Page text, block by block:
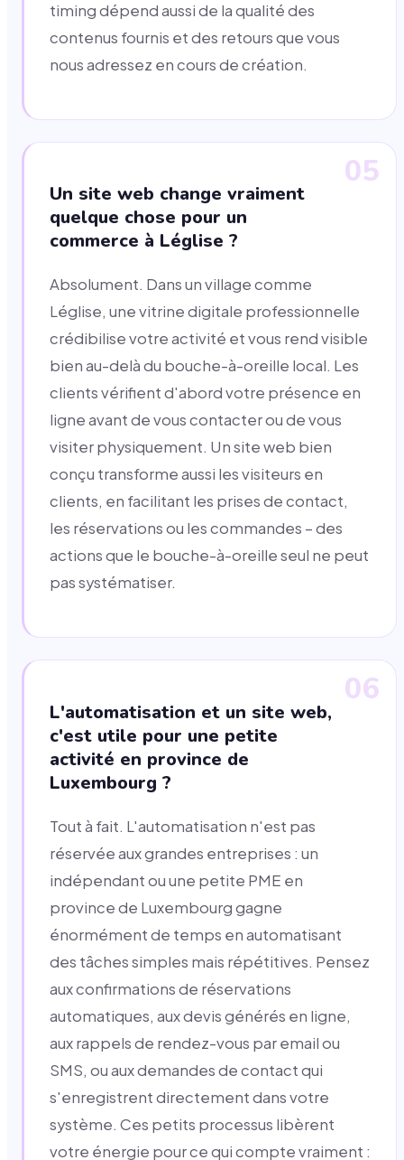
timing dépend aussi de la qualité des
contenus fournis et des retours que vous
nous adressez en cours de création.
05
Un site web change vraiment
quelque chose pour un
commerce à Léglise ?
Absolument. Dans un village comme
Léglise, une vitrine digitale professionnelle
crédibilise votre activité et vous rend visible
bien au-delà du bouche-à-oreille local. Les
clients vérifient d'abord votre présence en
ligne avant de vous contacter ou de vous
visiter physiquement. Un site web bien
conçu transforme aussi les visiteurs en
clients, en facilitant les prises de contact,
les réservations ou les commandes – des
actions que le bouche-à-oreille seul ne peut
pas systématiser.
06
L'automatisation et un site web,
c'est utile pour une petite
activité en province de
Luxembourg ?
Tout à fait. L'automatisation n'est pas
réservée aux grandes entreprises : un
indépendant ou une petite PME en
province de Luxembourg gagne
énormément de temps en automatisant
des tâches simples mais répétitives. Pensez
aux confirmations de réservations
automatiques, aux devis générés en ligne,
aux rappels de rendez-vous par email ou
SMS, ou aux demandes de contact qui
s'enregistrent directement dans votre
système. Ces petits processus libèrent
votre énergie pour ce qui compte vraiment :